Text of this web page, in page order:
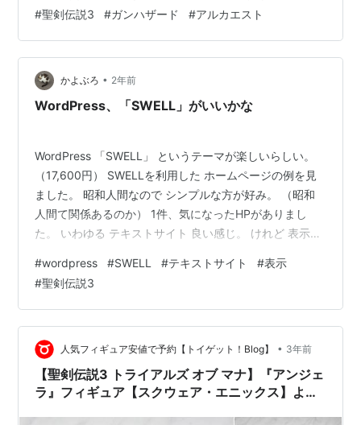
シリーズで、全4回中の第3回目となり、今回も５作品紹
介いたします、スーパーファミコンでのスクウェア作品
のほとんどはロールプレイング系で特に名作が多いので
少しでも楽しんでいただければ幸いです、今…
#聖剣伝説3 #ガンハザード #アルカエスト
かよぶろ • 2年前
WordPress、「SWELL」がいいかな
WordPress 「SWELL」 というテーマが楽しいらしい。
（17,600円） SWELLを利用した ホームページの例を見
ました。 昭和人間なので シンプルな方が好み。 （昭和
人間て関係あるのか） 1件、気になったHPがありまし
た。 いわゆる テキストサイト 良い感じ。 けれど 表示が
スにならない。 凝るよりも 軽さ。 シンプルに作ろうと
思えば 作れるのかな。 まだ 時間はある、 あとやること
あったかな。 聖剣伝説3の曲で 「SWELL」って無かった
かな と思ったら 「Swivel」だった。 www.youtube.com
何だか今更気…
#wordpress #SWELL #テキストサイト #表示
#聖剣伝説3
人気フィギュア安値で予約【トイゲット！Blog】 • 3年前
【聖剣伝説3 トライアルズ オブ マナ】『アンジェ
ラ』フィギュア【スクウェア・エニックス】より